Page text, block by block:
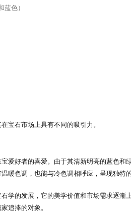
蓝色）
宝石市场上具有不同的吸引力。
爱好者的喜爱。由于其清新明亮的蓝色和
暖色调，也能与冷色调相呼应，呈现独特的
学的发展，它的美学价值和市场需求逐渐
追捧的对象。